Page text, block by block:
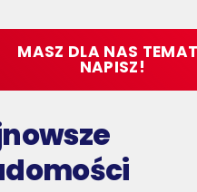
MASZ DLA NAS
NAPISZ!